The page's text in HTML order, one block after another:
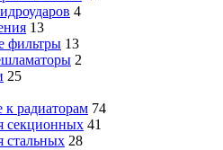
4
13
фильтры 13
2
25
радиаторам 74
секционных 41
стальных 28